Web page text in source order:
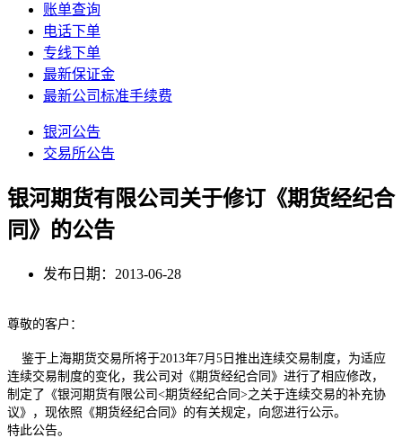
账单查询
电话下单
专线下单
最新保证金
最新公司标准手续费
银河公告
交易所公告
银河期货有限公司关于修订《期货经纪合
同》的公告
发布日期：2013-06-28
尊敬的客户：
鉴于上海期货交易所将于2013年7月5日推出连续交易制度，为适应
连续交易制度的变化，我公司对《期货经纪合同》进行了相应修改，
制定了《银河期货有限公司<期货经纪合同>之关于连续交易的补充协
议》，现依照《期货经纪合同》的有关规定，向您进行公示。
特此公告。